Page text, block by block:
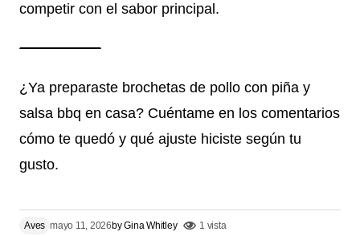
competir con el sabor principal.
¿Ya preparaste brochetas de pollo con piña y
salsa bbq en casa? Cuéntame en los comentarios
cómo te quedó y qué ajuste hiciste según tu
gusto.
Aves mayo 11, 2026byGina Whitley 1 vista